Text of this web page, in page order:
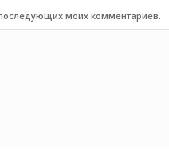
моих комментариев.